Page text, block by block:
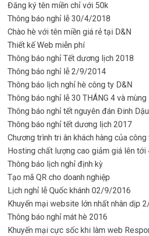
Đăng ký tên miền chỉ với 50k
Thông báo nghỉ lễ 30/4/2018
Chào hè với tên miền giá rẻ tại D&N
Thiết kế Web miễn phí
Thông báo nghỉ Tết dương lịch 2018
Thông báo nghỉ lễ 2/9/2014
Thông báo lịch nghỉ hè công ty D&N
Thông báo nghỉ lễ 30 THÁNG 4 và
Thông báo nghỉ tết nguyên đán Đinh Dậu
Thông báo nghỉ tết dương lịch 2017
Chương trình tri ân khách hàng của công
Hosting chất lượng cao giảm giá lên tới
Thông báo lịch nghỉ định kỳ
Tạo mã QR cho doanh nghiệp
Lịch nghỉ lễ Quốc khánh 02/9/2016
Khuyến mại website lớn nhất nhân dịp
Thông báo nghỉ mát hè 2016
Khuyến mại cực sốc khi làm web